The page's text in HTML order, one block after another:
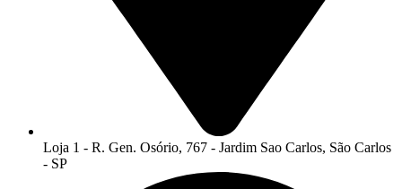
Loja 1 - R. Gen. Osório, 767 - Jardim Sao Carlos, São Carlos
- SP